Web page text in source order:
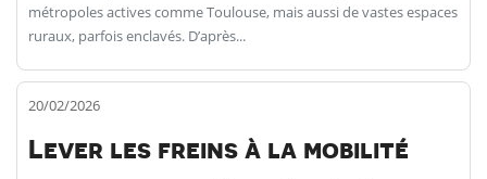
métropoles actives comme Toulouse, mais aussi de vastes espaces
ruraux, parfois enclavés. D’après...
20/02/2026
Lever les freins à la mobilité